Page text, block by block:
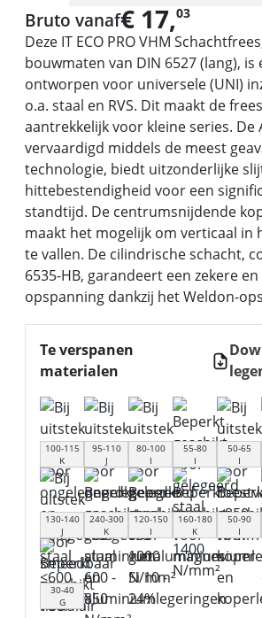
Bruto vanaf€ 17,03
Deze IT ECO PRO VHM
bouwmaten van DIN 6527 (lang), is
ontworpen voor universele (UNI)
o.a. staal en RVS. Dit maakt de
aantrekkelijk voor kleine series. De
vervaardigd middels de meest
technologie, biedt uitzonderlijke
hittebestendigheid voor een
standtijd. De centrumsnijdende
maakt het mogelijk om verticaal in
te vallen. De cilindrische schacht,
6535-HB, garandeert een zekere
opspanning dankzij het Weldon-
Te verspanen
materialen
100-115
K
95-110
J
80-100
I
55-80
I
50-65
I
130-140
J
240-300
K
120-150
I
160-180
K
50-90
I
30-40
G